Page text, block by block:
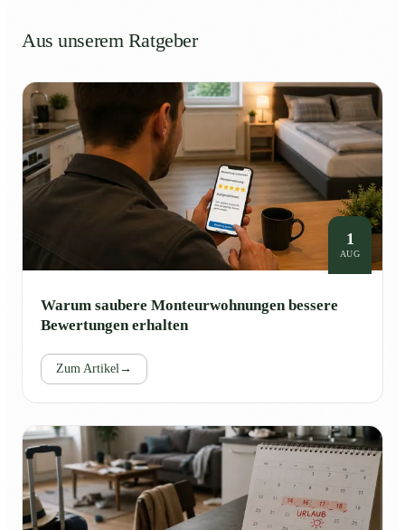
Aus unserem Ratgeber
1
AUG
Warum saubere Monteurwohnungen bessere
Bewertungen erhalten
Zum Artikel →